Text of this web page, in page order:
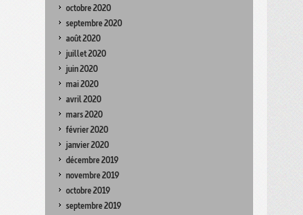
octobre 2020
septembre 2020
août 2020
juillet 2020
juin 2020
mai 2020
avril 2020
mars 2020
février 2020
janvier 2020
décembre 2019
novembre 2019
octobre 2019
septembre 2019